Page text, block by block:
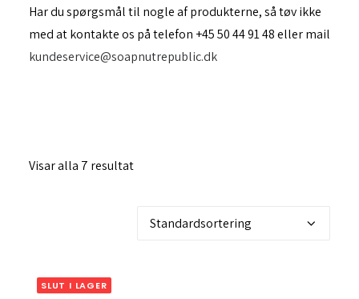
Har du spørgsmål til nogle af produkterne, så tøv ikke
med at kontakte os på telefon +45 50 44 91 48 eller mail
kundeservice@soapnutrepublic.dk
Visar alla 7 resultat
SLUT I LAGER